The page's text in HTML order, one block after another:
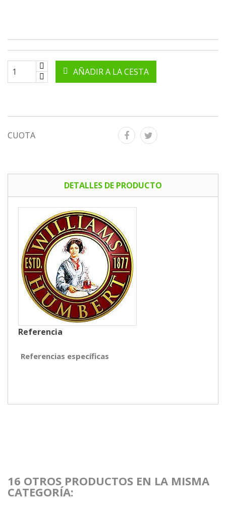
AÑADIR A LA CESTA
CUOTA
DETALLES DE PRODUCTO
Referencia
Referencias específicas
16 OTROS PRODUCTOS EN LA MISMA
CATEGORÍA: